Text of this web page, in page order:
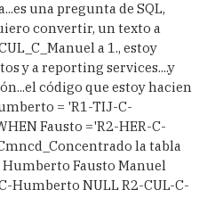
una pregunta de SQL,
convertir, un texto a
a 1., estoy
y a reporting services....y
código que estoy hacien
= 'R1-TIJ-C-
Fausto ='R2-HER-C-
la tabla
Fausto Manuel
Humberto NULL R2-CUL-C-